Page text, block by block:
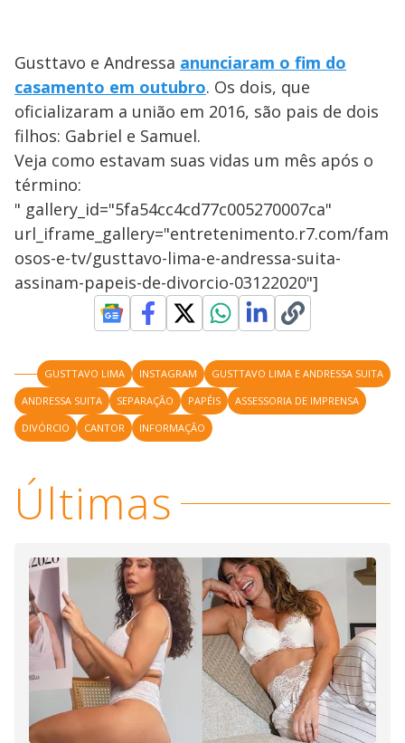
Gusttavo e Andressa anunciaram o fim do
casamento em outubro. Os dois, que
oficializaram a união em 2016, são pais de dois
filhos: Gabriel e Samuel.
Veja como estavam suas vidas um mês após o
término:
" gallery_id="5fa54cc4cd77c005270007ca"
url_iframe_gallery="entretenimento.r7.com/fam
osos-e-tv/gusttavo-lima-e-andressa-suita-
assinam-papeis-de-divorcio-03122020"]
GUSTTAVO LIMA INSTAGRAM
GUSTTAVO LIMA E ANDRESSA SUITA
ANDRESSA SUITA
SEPARAÇÃO PAPÉIS
ASSESSORIA DE IMPRENSA
DIVÓRCIO
CANTOR INFORMAÇÃO
Últimas